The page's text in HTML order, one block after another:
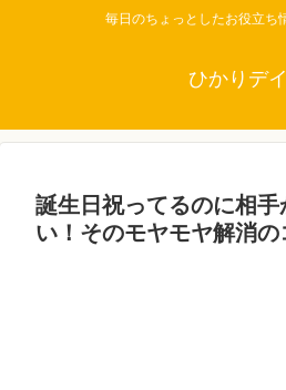
毎日のちょっとしたお役立ち
ひかりデ
誕生日祝ってるのに相
い！そのモヤモヤ解消の